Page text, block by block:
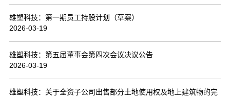
雄塑科技：第一期员工持股计划（草案）
2026-03-19
雄塑科技：第五届董事会第四次会议决议公告
2026-03-19
雄塑科技：关于全资子公司出售部分土地使用权及地上建筑物的完